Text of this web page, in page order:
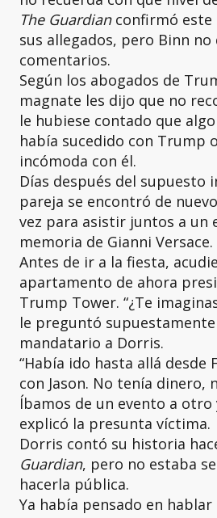
The Guardian confirmó
sus allegados, pero Binn no
comentarios.
Según los abogados de
magnate les dijo que no
le hubiese contado que
había sucedido con Trump
incómoda con él.
Días después del supuesto
pareja se encontró de
vez para asistir juntos a un
memoria de Gianni Versace.
Antes de ir a la fiesta,
apartamento de ahora
Trump Tower. “¿Te
le preguntó
mandatario a Dorris.
“Había ido hasta allá desde
con Jason. No tenía dinero,
Íbamos de un evento a otro
explicó la presunta víctima.
Dorris contó su historia
Guardian, pero no estaba
hacerla pública.
Ya había pensado en